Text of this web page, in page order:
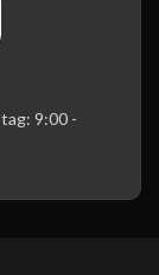
9:00 -